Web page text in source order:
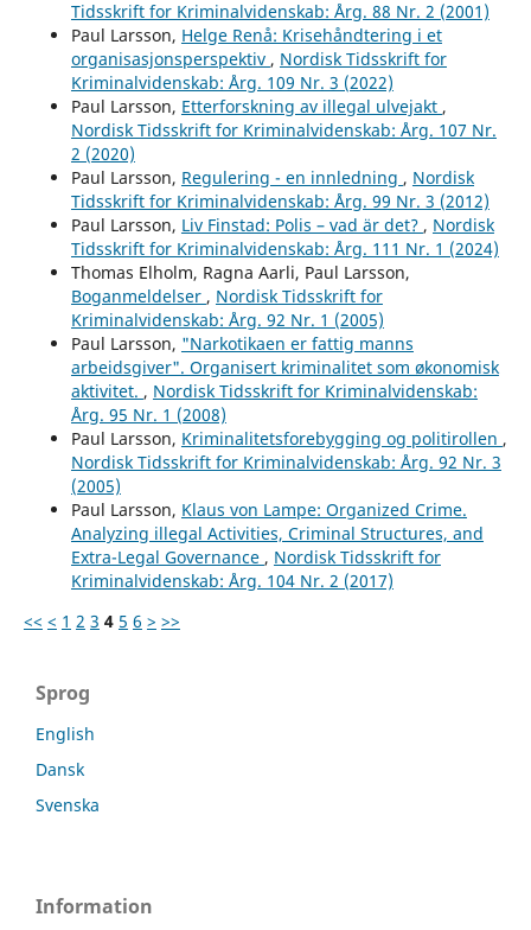
Tidsskrift for Kriminalvidenskab: Årg. 88 Nr. 2 (2001)
Paul Larsson, Helge Renå: Krisehåndtering i et
organisasjonsperspektiv , Nordisk Tidsskrift for
Kriminalvidenskab: Årg. 109 Nr. 3 (2022)
Paul Larsson, Etterforskning av illegal ulvejakt ,
Nordisk Tidsskrift for Kriminalvidenskab: Årg. 107 Nr.
2 (2020)
Paul Larsson, Regulering - en innledning , Nordisk
Tidsskrift for Kriminalvidenskab: Årg. 99 Nr. 3 (2012)
Paul Larsson, Liv Finstad: Polis – vad är det? , Nordisk
Tidsskrift for Kriminalvidenskab: Årg. 111 Nr. 1 (2024)
Thomas Elholm, Ragna Aarli, Paul Larsson,
Boganmeldelser , Nordisk Tidsskrift for
Kriminalvidenskab: Årg. 92 Nr. 1 (2005)
Paul Larsson, "Narkotikaen er fattig manns
arbeidsgiver". Organisert kriminalitet som økonomisk
aktivitet. , Nordisk Tidsskrift for Kriminalvidenskab:
Årg. 95 Nr. 1 (2008)
Paul Larsson, Kriminalitetsforebygging og politirollen ,
Nordisk Tidsskrift for Kriminalvidenskab: Årg. 92 Nr. 3
(2005)
Paul Larsson, Klaus von Lampe: Organized Crime.
Analyzing illegal Activities, Criminal Structures, and
Extra-Legal Governance , Nordisk Tidsskrift for
Kriminalvidenskab: Årg. 104 Nr. 2 (2017)
<< < 1 2 3 4 5 6 > >>
Sprog
English
Dansk
Svenska
Information